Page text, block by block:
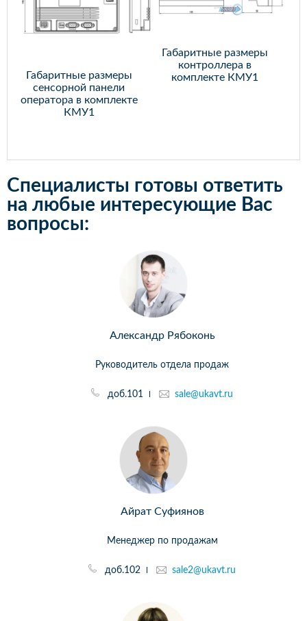
Габаритные размеры
сенсорной панели
оператора в комплекте
КМУ1
Габаритные размеры
контроллера в
комплекте КМУ1
Специалисты готовы ответить
на любые интересующие Вас
вопросы:
Александр Рябоконь
Руководитель отдела продаж
доб.101 sale@ukavt.ru
Айрат Суфиянов
Менеджер по продажам
доб.102 sale2@ukavt.ru